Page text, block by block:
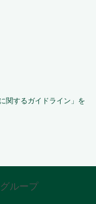
関するガイドライン」を